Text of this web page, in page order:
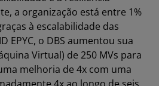
a organização está entre 1%
à escalabilidade das
EPYC, o DBS aumentou sua
Virtual) de 250 MVs para
melhoria de 4x com uma